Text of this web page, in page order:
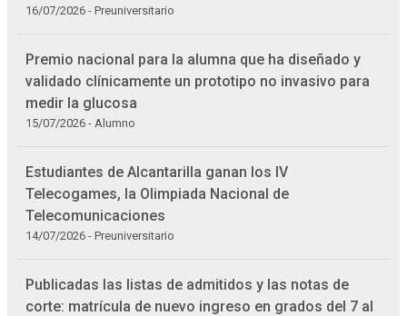
16/07/2026 - Preuniversitario
Premio nacional para la alumna que ha diseñado y
validado clínicamente un prototipo no invasivo para
medir la glucosa
15/07/2026 - Alumno
Estudiantes de Alcantarilla ganan los IV
Telecogames, la Olimpiada Nacional de
Telecomunicaciones
14/07/2026 - Preuniversitario
Publicadas las listas de admitidos y las notas de
corte: matrícula de nuevo ingreso en grados del 7 al